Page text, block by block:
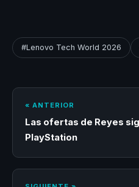
#Lenovo Tech World 2026
« ANTERIOR
Las ofertas de Reyes
PlayStation